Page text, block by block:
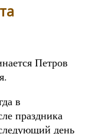
Петров
в
праздника
день